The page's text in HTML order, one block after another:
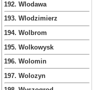
192. Wlodawa
193. Wlodzimierz
194. Wolbrom
195. Wolkowysk
196. Wolomin
197. Wolozyn